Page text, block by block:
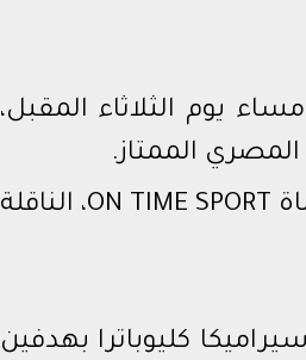
يوم الثلاثاء المقبل،
الممتاز.
ومن المنتظر أن تذاع مباراة الزمالك والإنتاج الحربي، على قناة ON TIME SPORT، الناقلة
كليوباترا بهدفين